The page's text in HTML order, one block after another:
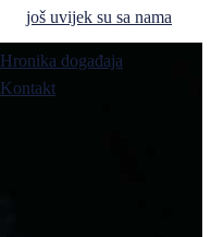
još uvijek su sa nama
Hronika događaja
Kontakt